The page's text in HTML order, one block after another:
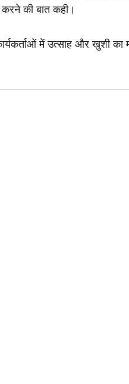
की बात कही।
में उत्साह और खुशी का